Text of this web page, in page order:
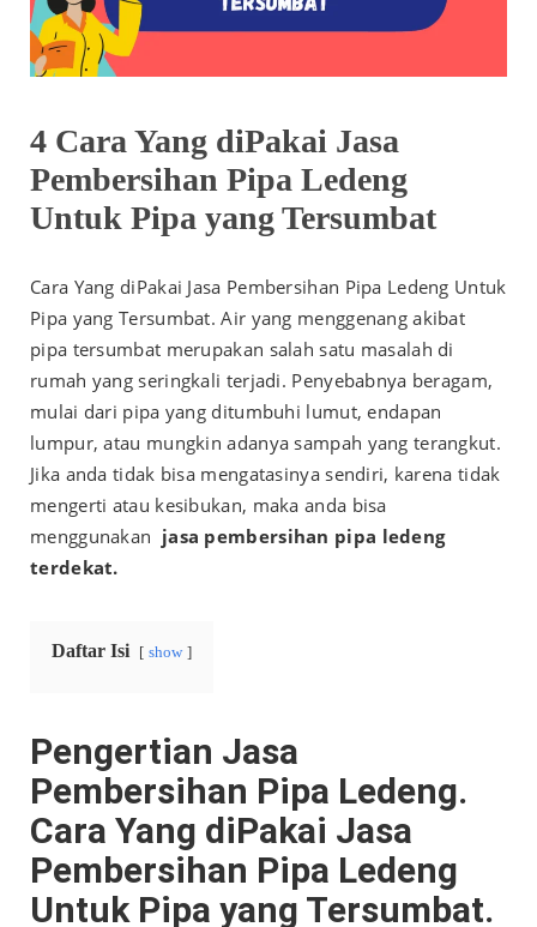
4 Cara Yang diPakai Jasa
Pembersihan Pipa Ledeng
Untuk Pipa yang Tersumbat
Cara Yang diPakai Jasa Pembersihan Pipa Ledeng Untuk
Pipa yang Tersumbat. Air yang menggenang akibat
pipa tersumbat merupakan salah satu masalah di
rumah yang seringkali terjadi. Penyebabnya beragam,
mulai dari pipa yang ditumbuhi lumut, endapan
lumpur, atau mungkin adanya sampah yang terangkut.
Jika anda tidak bisa mengatasinya sendiri, karena tidak
mengerti atau kesibukan, maka anda bisa
menggunakan jasa pembersihan pipa ledeng
terdekat.
Daftar Isi show
Pengertian Jasa
Pembersihan Pipa Ledeng.
Cara Yang diPakai Jasa
Pembersihan Pipa Ledeng
Untuk Pipa yang Tersumbat.